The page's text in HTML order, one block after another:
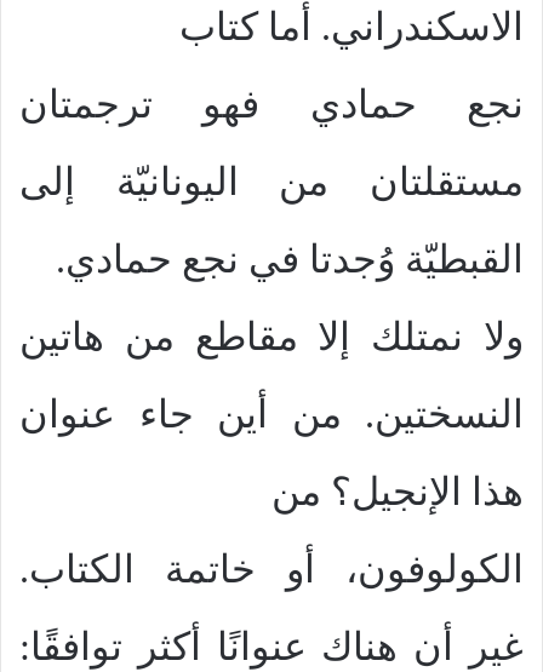
الاسكندراني. أما كتاب
نجع حمادي فهو ترجمتان
مستقلتان من اليونانيّة إلى
القبطيّة وُجدتا في نجع حمادي.
ولا نمتلك إلا مقاطع من هاتين
النسختين. من أين جاء عنوان
هذا الإنجيل؟ من
الكولوفون، أو خاتمة الكتاب.
غير أن هناك عنوانًا أكثر توافقًا: